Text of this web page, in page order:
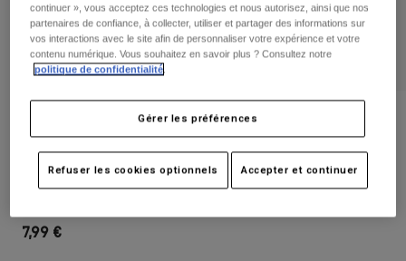
Gants
Protections
Chaussettes
Protections
Masques
Sacs et accessoires
T-shirts et tops
Sweats et Pulls
Chemises
Voir tout
Enfants
Moto
Casques
Maillots
Bottes
Protections
Masques
Visière Speedframe Pro
Article n°26401
7,99 €
continuer », vous acceptez ces technologies et nous autorisez, ainsi que nos
partenaires de confiance, à collecter, utiliser et partager des informations sur
vos interactions avec le site afin de personnaliser votre expérience et votre
contenu numérique. Vous souhaitez en savoir plus ? Consultez notre
politique de confidentialité.
Gérer les préférences
Refuser les cookies optionnels Accepter et continuer